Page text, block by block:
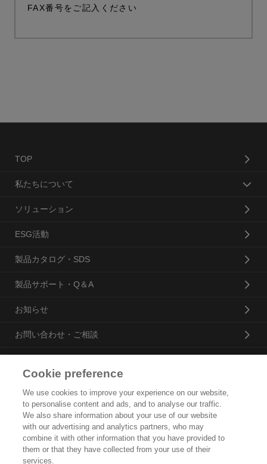
FAX番号をご記入ください
TOP
私たちについて
ソリューション
ESG活動
製品カタログ・SDS
製品サポート・Q＆A
お知らせ
お問い合わせ・ご相談
トップ
企業概要・沿革
製品カタログ
Cookie preference
We use cookies to improve your experience on our website,
to personalise content and ads, and to analyse our traffic.
We also share information about your use of our website
with our advertising and analytics partners, who may
combine it with other information that you have provided to
them or that they have collected from your use of their
services.